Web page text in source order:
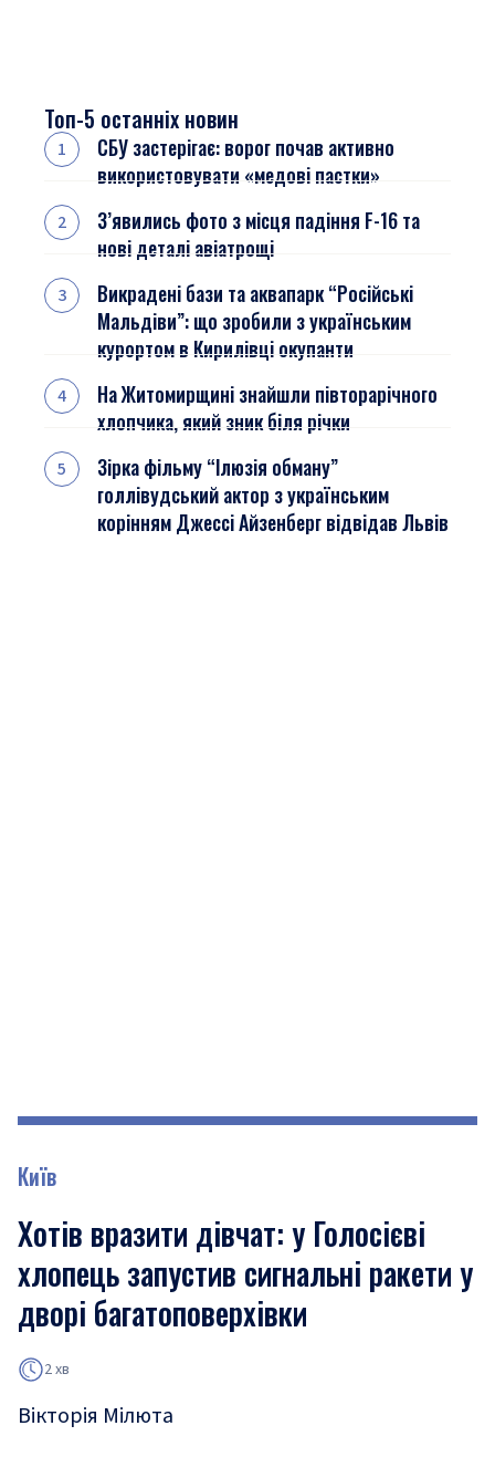
Топ-5 останніх новин
СБУ застерігає: ворог почав активно
використовувати «медові пастки»
З’явились фото з місця падіння F-16 та
нові деталі авіатрощі
Викрадені бази та аквапарк “Російські
Мальдіви”: що зробили з українським
курортом в Кирилівці окупанти
На Житомирщині знайшли півторарічного
хлопчика, який зник біля річки
Зірка фільму “Ілюзія обману”
голлівудський актор з українським
корінням Джессі Айзенберг відвідав Львів
Київ
Хотів вразити дівчат: у Голосієві
хлопець запустив сигнальні ракети у
дворі багатоповерхівки
2 хв
Вікторія Мілюта